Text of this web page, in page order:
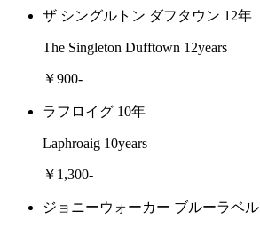
ザ シングルトン ダフタウン 12年
The Singleton Dufftown 12years
￥900-
ラフロイグ 10年
Laphroaig 10years
￥1,300-
ジョニーウォーカー ブルーラベル